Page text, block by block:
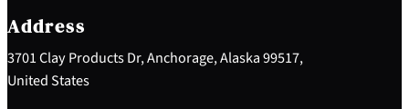
h
Address
3701 Clay Products Dr, Anchorage, Alaska 99517,
United States